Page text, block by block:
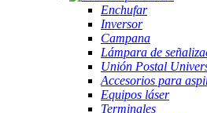
Enchufar
Inversor
Campana
Lámpara de
Unión Postal
Accesorios para
Equipos láser
Terminales